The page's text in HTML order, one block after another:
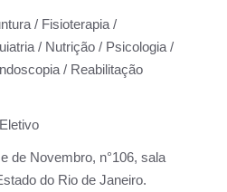
/ Fisioterapia /
/ Nutrição / Psicologia /
/ Reabilitação
Eletivo
de Novembro, n°106, sala
do Rio de Janeiro.